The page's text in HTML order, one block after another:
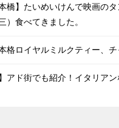
橋】たいめいけんで映画の
）食べてきました。
格ロイヤルミルクティー、
アド街でも紹介！イタリア